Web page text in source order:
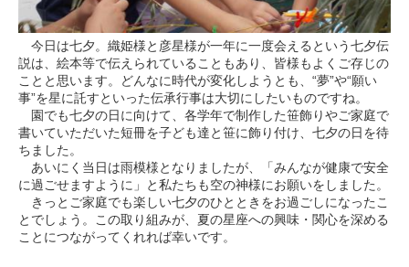
今日は七夕。織姫様と彦星様が一年に一度会えるという七夕伝
説は、絵本等で伝えられていることもあり、皆様もよくご存じの
ことと思います。どんなに時代が変化しようとも、“夢”や“願い
事”を星に託すといった伝承行事は大切にしたいものですね。
園でも七夕の日に向けて、各学年で制作した笹飾りやご家庭で
書いていただいた短冊を子ども達と笹に飾り付け、七夕の日を待
ちました。
あいにく当日は雨模様となりましたが、「みんなが健康で安全
に過ごせますように」と私たちも空の神様にお願いをしました。
きっとご家庭でも楽しい七夕のひとときをお過ごしになったこ
とでしょう。この取り組みが、夏の星座への興味・関心を深める
ことにつながってくれれば幸いです。